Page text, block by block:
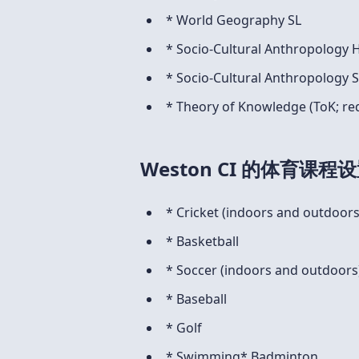
* World Geography SL
* Socio-Cultural Anthropology
* Socio-Cultural Anthropology
* Theory of Knowledge (ToK;
Weston CI 的体育课程设
* Cricket (indoors and
* Basketball
* Soccer (indoors and
* Baseball
* Golf